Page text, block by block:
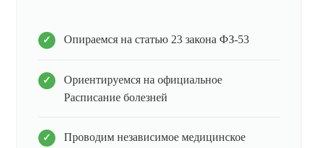
Опираемся на статью 23 закона ФЗ-53
Ориентируемся на официальное
Расписание болезней
Проводим независимое медицинское